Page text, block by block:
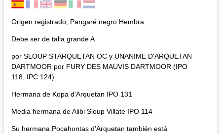
Origen registrado, Pangaré negro Hembra
Debe ser de talla grande A
por SLOUP STARQUETAN OC y UNANIME D'ARQUETAN
DARTMOOR por FURY DES MAUVIS DARTMOOR (IPO
118, IPC 124)
Hermana de Kopa d'Arquetan IPO 131
Media hermana de Alibi Sloup Villate IPO 114
Su hermana Pocahontas d'Arquetan también está